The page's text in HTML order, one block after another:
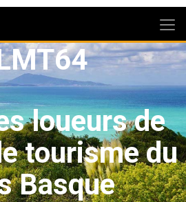
loueurs de
tourisme du
Basque